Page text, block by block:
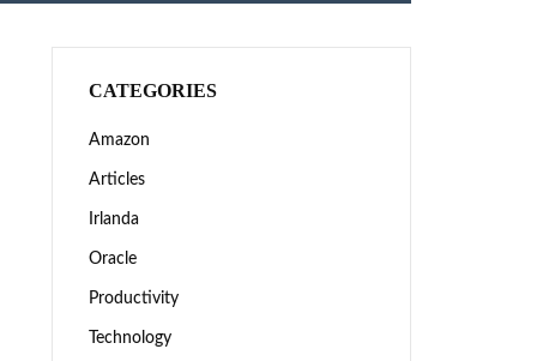
CATEGORIES
Amazon
Articles
Irlanda
Oracle
Productivity
Technology